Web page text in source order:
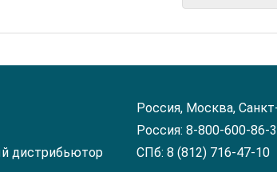
дистрибьютор
Россия, Москва,
Россия: 8-800-600-86-
СПб: 8 (812) 716-47-10